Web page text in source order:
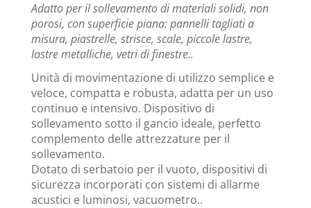
Adatto per il sollevamento di materiali solidi, non
porosi, con superficie piana: pannelli tagliati a
misura, piastrelle, strisce, scale, piccole lastre,
lastre metalliche, vetri di finestre..
Unità di movimentazione di utilizzo semplice e
veloce, compatta e robusta, adatta per un uso
continuo e intensivo. Dispositivo di
sollevamento sotto il gancio ideale, perfetto
complemento delle attrezzature per il
sollevamento.
Dotato di serbatoio per il vuoto, dispositivi di
sicurezza incorporati con sistemi di allarme
acustici e luminosi, vacuometro..